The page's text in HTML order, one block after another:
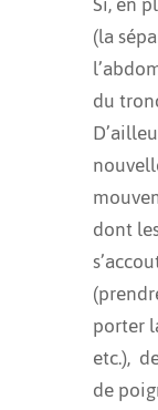
(la
du
dont
porter
etc.),
de